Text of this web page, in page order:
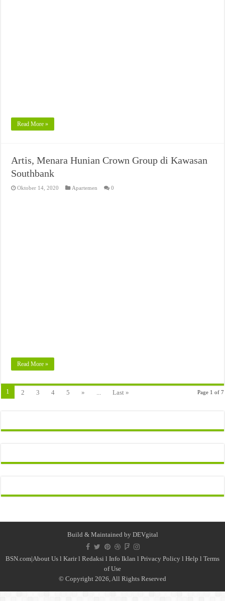
Read More »
Artis, Menara Hunian Crown Group di Kawasan
Southbank
Oktober 14, 2020 Apartemen 0
Read More »
Page 1 of 7
1 2 3 4 5 » Last »
Build & Maintained by DEVgital
BSN.com|About Us l Karirl Redaksi l Info Iklan l Privacy Policy l Help l Terms
of Use
© Copyright 2026, All Rights Reserved